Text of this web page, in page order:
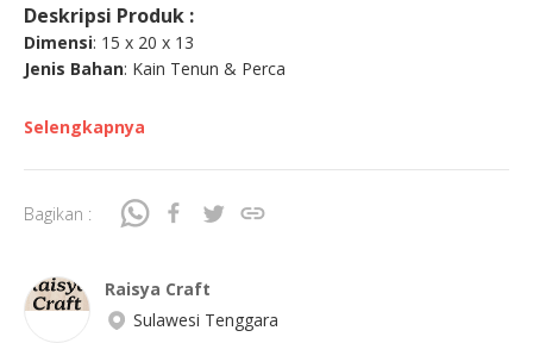
Deskripsi Produk :
Dimensi: 15 x 20 x 13
Jenis Bahan: Kain Tenun & Perca
Selengkapnya
Bagikan :
Raisya Craft
Sulawesi Tenggara